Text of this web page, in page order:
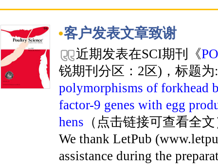
客户发表文章致谢
近期发表在SCI期刊《
锐期刊分区：2区)，标题
polymorphisms of forkhead
factor-9 genes with egg
hens （点击链接可查看全
We thank LetPub
assistance during the